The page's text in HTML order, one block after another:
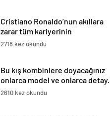
Cristiano Ronaldo’nun akıllara
zarar tüm kariyerinin
istatistiğini çıkardık !
2718 kez okundu
Bu kış kombinlere doyacağınız
onlarca model ve onlarca detay.
2610 kez okundu